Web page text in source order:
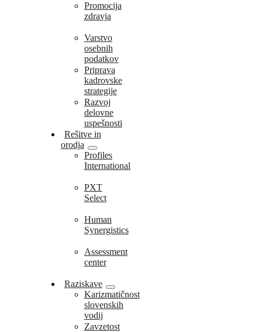
Promocija
zdravja
Varstvo
osebnih
podatkov
Priprava
kadrovske
strategije
Razvoj
delovne
uspešnosti
Rešitve in
orodja
Profiles
International
PXT
Select
Human
Synergistics
Assessment
center
Raziskave
Karizmatičnost
slovenskih
vodij
Zavzetost